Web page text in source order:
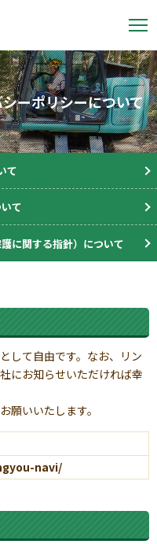
ーポリシーについて
て
て
に関する指針）について
して自由です。なお、リン
にお知らせいただければ幸
願いいたします。
navi/